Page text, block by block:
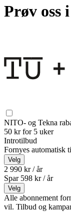
Prøv oss
NITO- og Tekna
50 kr for 5 uker
Introtilbud
Fornyes automatisk
Velg
2 990 kr / år
Spar 598 kr /år
Velg
Alle abonnement
vil. Tilbud og